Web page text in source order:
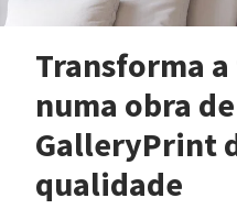
Transforma
numa obra
GalleryPrint
qualidade